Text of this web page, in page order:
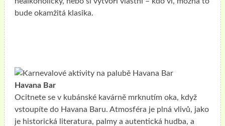
bude okamžitá klasika.
Havana Bar
Ocitnete se v kubánské kavárně mrknutím oka, když
vstoupíte do Havana Baru. Atmosféra je plná vlivů, jako
je historická literatura, palmy a autentická hudba, a